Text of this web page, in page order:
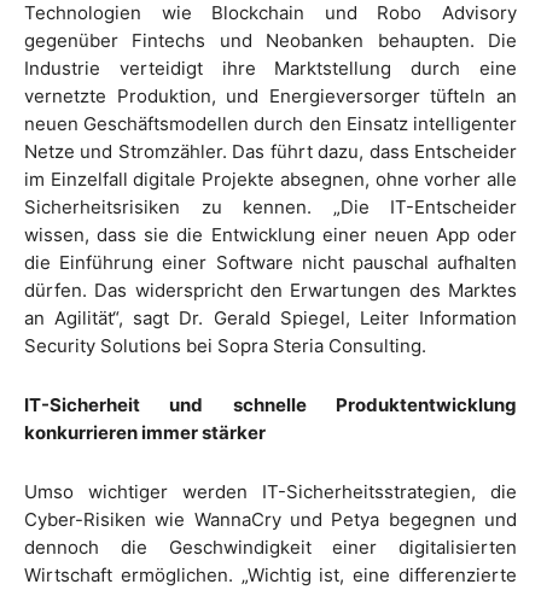
Technologien wie Blockchain und Robo Advisory
gegenüber Fintechs und Neobanken behaupten. Die
Industrie verteidigt ihre Marktstellung durch eine
vernetzte Produktion, und Energieversorger tüfteln an
neuen Geschäftsmodellen durch den Einsatz intelligenter
Netze und Stromzähler. Das führt dazu, dass Entscheider
im Einzelfall digitale Projekte absegnen, ohne vorher alle
Sicherheitsrisiken zu kennen. „Die IT-Entscheider
wissen, dass sie die Entwicklung einer neuen App oder
die Einführung einer Software nicht pauschal aufhalten
dürfen. Das widerspricht den Erwartungen des Marktes
an Agilität“, sagt Dr. Gerald Spiegel, Leiter Information
Security Solutions bei Sopra Steria Consulting.
IT-Sicherheit und schnelle Produktentwicklung
konkurrieren immer stärker
Umso wichtiger werden IT-Sicherheitsstrategien, die
Cyber-Risiken wie WannaCry und Petya begegnen und
dennoch die Geschwindigkeit einer digitalisierten
Wirtschaft ermöglichen. „Wichtig ist, eine differenzierte